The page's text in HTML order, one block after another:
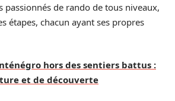
passionnés de rando de tous niveaux,
étapes, chacun ayant ses propres
hors des sentiers battus :
et de découverte